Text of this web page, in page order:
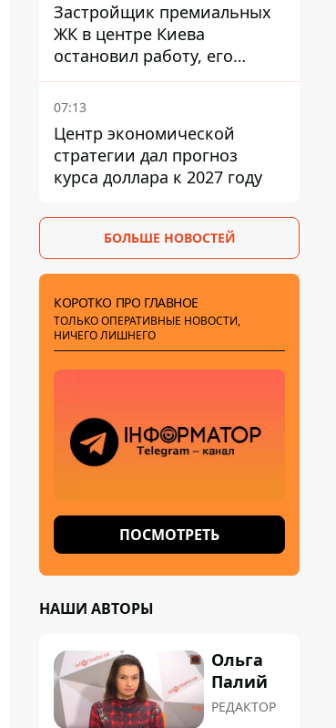
Застройщик премиальных
ЖК в центре Киева
остановил работу, его
руководители сбежали из
Украины - Bihus.info
07:13
Центр экономической
стратегии дал прогноз
курса доллара к 2027 году
БОЛЬШЕ НОВОСТЕЙ
КОРОТКО ПРО ГЛАВНОЕ
ТОЛЬКО ОПЕРАТИВНЫЕ НОВОСТИ,
НИЧЕГО ЛИШНЕГО
ПОСМОТРЕТЬ
НАШИ АВТОРЫ
Ольга
Палий
РЕДАКТОР